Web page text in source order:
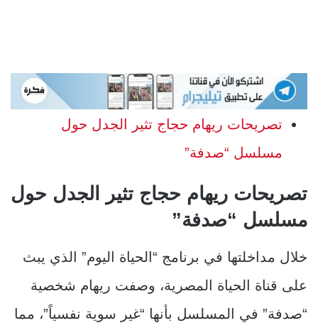
تصريحات ريهام حجاج تثير الجدل حول
مسلسل “صدفة”
تصريحات ريهام حجاج تثير الجدل حول
مسلسل “صدفة”
خلال مداخلتها في برنامج “الحياة اليوم” الذي يبث
على قناة الحياة المصرية، وصفت ريهام شخصية
“صدفة” في المسلسل بأنها “غير سوية نفسياً”، مما